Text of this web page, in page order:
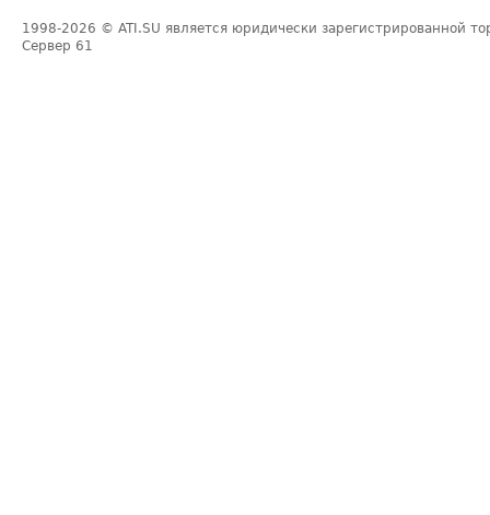
1998-2026 © ATI.SU является юридически зарегистрированной
Сервер 61